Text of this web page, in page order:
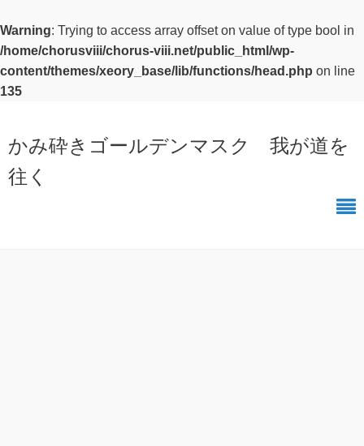
Warning: Trying to access array offset on value of type bool in
/home/chorusviii/chorus-viii.net/public_html/wp-
content/themes/xeory_base/lib/functions/head.php on line
135
かみ砕きゴールデンマスク 我が道を
往く